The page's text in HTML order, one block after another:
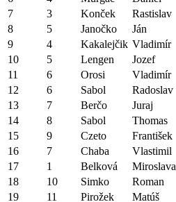
7
3 Konček Rastislav
8
5 Janočko Ján
9
4 Kakalejčik Vladimír
10
5 Lengen Jozef
11
6 Orosi Vladimír
12
6 Sabol Radoslav
13
7 Berčo Juraj
14
8 Sabol Thomas
15
9 Czeto František
16
7 Chaba Vlastimil
17
1 Belková Miroslava
18
10 Simko Roman
19
11 Pirožek Matúš